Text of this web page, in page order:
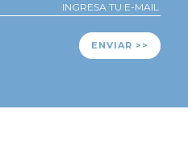
ENVIAR >>